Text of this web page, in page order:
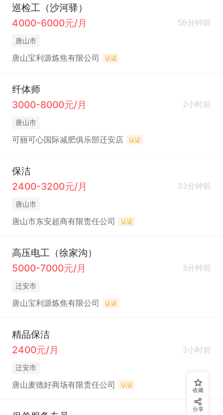
巡检工（沙河驿）
4000-6000元/月
58分钟前
唐山市
唐山宝利源炼焦有限公司 认证
纤体师
3000-8000元/月
2小时前
唐山市
可丽可心国际减肥俱乐部迁安店 认证
保洁
2400-3200元/月
33分钟前
唐山市
唐山市东安超商有限责任公司 认证
高压电工（徐家沟）
5000-7000元/月
5分钟前
迁安市
唐山宝利源炼焦有限公司 认证
精品保洁
2400元/月
2小时前
迁安市
唐山麦德好商场有限责任公司 认证
收藏
分享